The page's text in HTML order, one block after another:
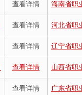
查看详情 海南省职
查看详情 河北省职
查看详情 辽宁省职
查看详情 山西省职
查看详情 广东省职